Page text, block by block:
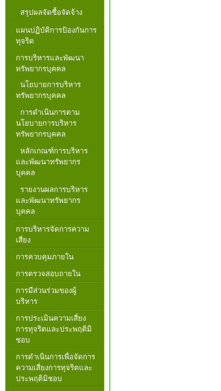
สรุปผลจัดซื้อจัดจ้าง
แผนปฏิบัติการป้องกันการ
ทุจริต
การบริหารและพัฒนา
ทรัพยากรบุคคล
นโยบายการบริหาร
ทรัพยากรบุคคล
การดำเนินการตาม
นโยบายการบริหาร
ทรัพยากรบุคคล
หลักเกณฑ์การบริหาร
และพัฒนาทรัพยากร
บุคคล
รายงานผลการบริหาร
และพัฒนาทรัพยากร
บุคคล
การบริหารจัดการความ
เสี่ยง
การควบคุมภายใน
การตรวจสอบถายใน
การมีส่วนร่วมของผู้
บริหาร
การประเมินความเสี่ยง
การทุจริตและประพฤติมิ
ชอบ
การดำเนินการเพื่อจัดการ
ความเสี่ยงการทุจริตและ
ประพฤติมิชอบ